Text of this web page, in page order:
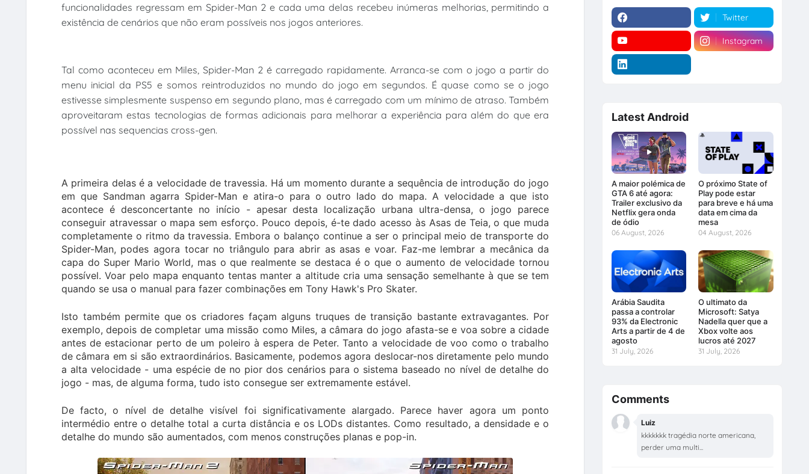
funcionalidades regressam em Spider-Man 2 e cada uma delas recebeu inúmeras melhorias, permitindo a
existência de cenários que não eram possíveis nos jogos anteriores.
Tal como aconteceu em Miles, Spider-Man 2 é carregado rapidamente. Arranca-se com o jogo a partir do
menu inicial da PS5 e somos reintroduzidos no mundo do jogo em segundos. É quase como se o jogo
estivesse simplesmente suspenso em segundo plano, mas é carregado com um mínimo de atraso. Também
aproveitaram estas tecnologias de formas adicionais para melhorar a experiência para além do que era
possível nas sequencias cross-gen.
A primeira delas é a velocidade de travessia. Há um momento durante a sequência de introdução do jogo
em que Sandman agarra Spider-Man e atira-o para o outro lado do mapa. A velocidade a que isto
acontece é desconcertante no início - apesar desta localização urbana ultra-densa, o jogo parece
conseguir atravessar o mapa sem esforço. Pouco depois, é-te dado acesso às Asas de Teia, o que muda
completamente o ritmo da travessia. Embora o balanço continue a ser o principal meio de transporte do
Spider-Man, podes agora tocar no triângulo para abrir as asas e voar. Faz-me lembrar a mecânica da
capa do Super Mario World, mas o que realmente se destaca é o que o aumento de velocidade tornou
possível. Voar pelo mapa enquanto tentas manter a altitude cria uma sensação semelhante à que se tem
quando se usa o manual para fazer combinações em Tony Hawk's Pro Skater.
Isto também permite que os criadores façam alguns truques de transição bastante extravagantes. Por
exemplo, depois de completar uma missão como Miles, a câmara do jogo afasta-se e voa sobre a cidade
antes de estacionar perto de um poleiro à espera de Peter. Tanto a velocidade de voo como o trabalho
de câmara em si são extraordinários. Basicamente, podemos agora deslocar-nos diretamente pelo mundo
a alta velocidade - uma espécie de no pior dos cenários para o sistema baseado no nível de detalhe do
jogo - mas, de alguma forma, tudo isto consegue ser extremamente estável.
De facto, o nível de detalhe visível foi significativamente alargado. Parece haver agora um ponto
intermédio entre o detalhe total a curta distância e os LODs distantes. Como resultado, a densidade e o
detalhe do mundo são aumentados, com menos construções planas e pop-in.
Twitter
Instagram
Latest Android
A maior polémica de
GTA 6 até agora:
Trailer exclusivo da
Netflix gera onda
de ódio
06 August, 2026
O próximo State of
Play pode estar
para breve e há uma
data em cima da
mesa
04 August, 2026
Arábia Saudita
passa a controlar
93% da Electronic
Arts a partir de 4 de
agosto
31 July, 2026
O ultimato da
Microsoft: Satya
Nadella quer que a
Xbox volte aos
lucros até 2027
31 July, 2026
Comments
Luiz
kkkkkkk tragédia norte americana,
perder uma multi...